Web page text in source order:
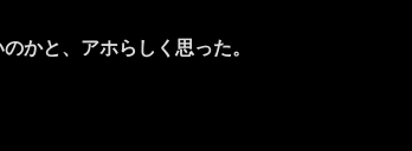
かと、アホらしく思った。